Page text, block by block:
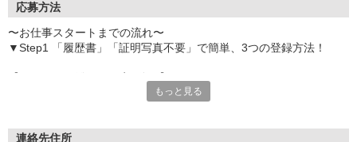
応募方法
〜お仕事スタートまでの流れ〜
▼Step1 「履歴書」「証明写真不要」で簡単、3つの登録方法！
いつでも好きな時間に登録OK
受付時間/平日9:00〜19:00
もっと見る
連絡先住所